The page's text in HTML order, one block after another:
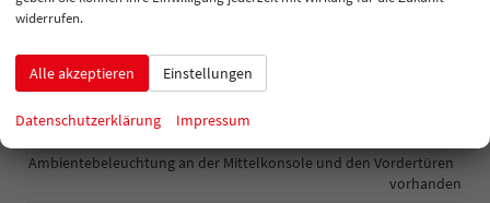
Fensterheber vorn und hinten elektrisch bedienbar mit i-Key Link
Drive-Modus-Funktion (3 Modi bei 2WD/5 Modi bei 4WD)
Ambientebeleuchtung an der Mittelkonsole und den Vordertüren
vorhanden
widerrufen.
Alle akzeptieren Einstellungen
Datenschutzerklärung Impressum